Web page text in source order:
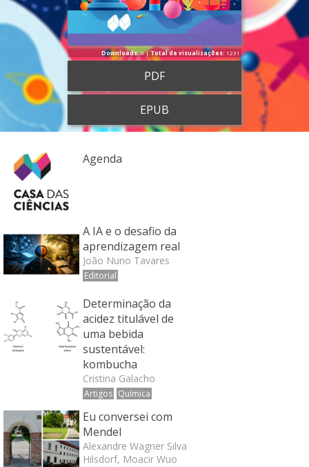
Downloads:0 |Total de visualizações: 1231
PDF
EPUB
Agenda
A IA e o desafio da
aprendizagem real
João Nuno Tavares
Editorial
Determinação da
acidez titulável de
uma bebida
sustentável:
kombucha
Cristina Galacho
Artigos Química
Eu conversei com
Mendel
Alexandre Wagner Silva
Hilsdorf, Moacir Wuo